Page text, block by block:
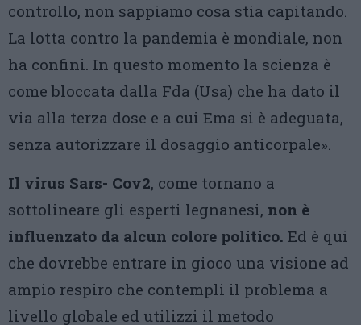
controllo, non sappiamo cosa stia capitando.
La lotta contro la pandemia è mondiale, non
ha confini. In questo momento la scienza è
come bloccata dalla Fda (Usa) che ha dato il
via alla terza dose e a cui Ema si è adeguata,
senza autorizzare il dosaggio anticorpale».
Il virus Sars- Cov2, come tornano a
sottolineare gli esperti legnanesi, non è
influenzato da alcun colore politico. Ed è qui
che dovrebbe entrare in gioco una visione ad
ampio respiro che contempli il problema a
livello globale ed utilizzi il metodo